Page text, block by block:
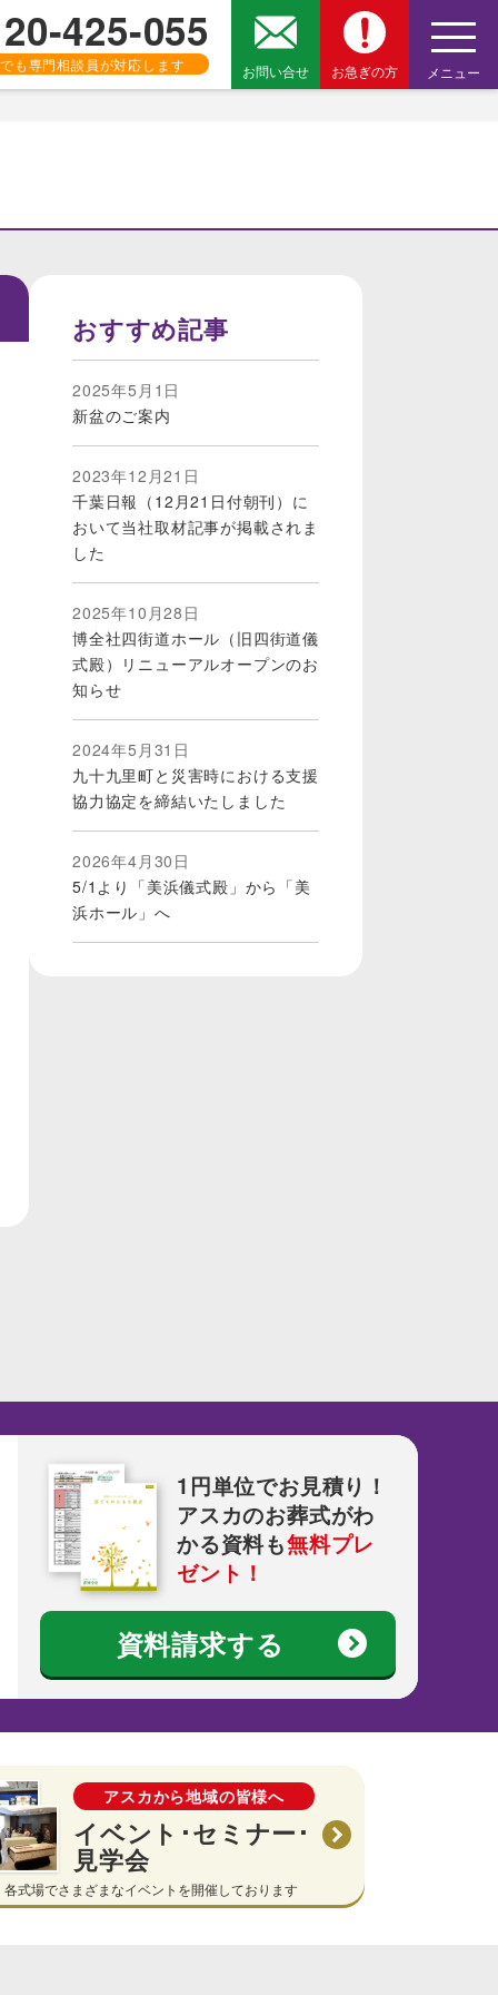
425-055
も専門相談員が対応します お問い合せ お急ぎの方 メニュー
おすすめ記事
2025年5月1日
新盆のご案内
2023年12月21日
千葉日報（12月21日付朝刊）に
おいて当社取材記事が掲載されま
した
2025年10月28日
博全社四街道ホール（旧四街道儀
式殿）リニューアルオープンのお
知らせ
2024年5月31日
九十九里町と災害時における支援
協力協定を締結いたしました
2026年4月30日
5/1より「美浜儀式殿」から「美
浜ホール」へ
1円単位でお見積り！
アスカのお葬式がわ
かる資料も無料プレ
ゼント！
資料請求する
アスカから地域の皆様へ
イベント･セミナー･
見学会
各式場でさまざまなイベントを開催しております